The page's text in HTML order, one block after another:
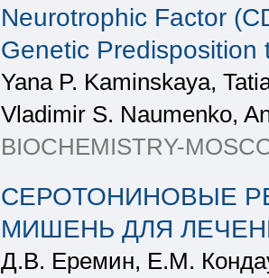
Neurotrophic Factor
Genetic Predisposition
Yana P. Kaminskaya,
Vladimir S. Naumenko,
BIOCHEMISTRY-
СЕРОТОНИНОВЫЕ
МИШЕНЬ ДЛЯ
Д.В. Еремин, Е.М.